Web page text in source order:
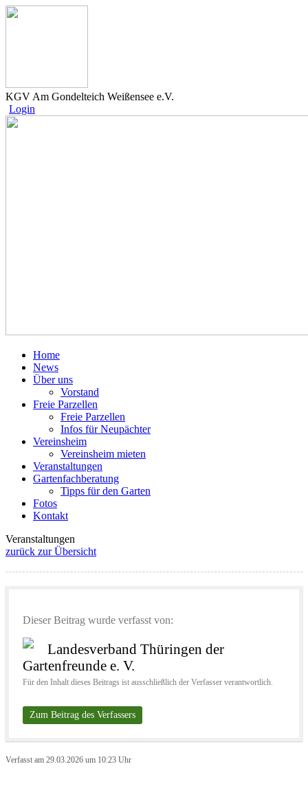
KGV Am Gondelteich Weißensee e.V.
Login
Home
News
Über uns
Vorstand
Freie Parzellen
Freie Parzellen
Infos für Neupächter
Vereinsheim
Vereinsheim mieten
Veranstaltungen
Gartenfachberatung
Tipps für den Garten
Fotos
Kontakt
Veranstaltungen
zurück zur Übersicht
Dieser Beitrag wurde verfasst von:
Landesverband Thüringen der
Gartenfreunde e. V.
Für den Inhalt dieses Beitrags ist ausschließlich der Verfasser verantwortlich.
Zum Beitrag des Verfassers
Verfasst am 29.03.2026 um 10:23 Uhr